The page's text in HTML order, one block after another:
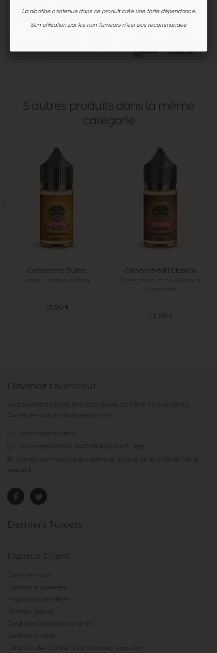
5 autres produits dans la même
catégorie
Concentré Dulce
13,90 €
Concentré El Clasico
13,90 €
Devenez revendeur
Derniers Tweets
Espace Client
La nicotine contenue dans ce produit crée une forte dépendance.
Son utilisation par les non-fumeurs n’est pas recommandée